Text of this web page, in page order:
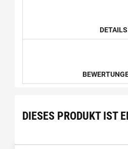
DETAILS
DIESES PRODUKT IST